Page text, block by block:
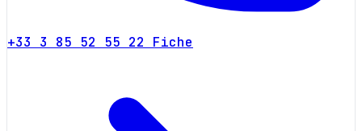
+33 3 85 52 55 22 Fiche